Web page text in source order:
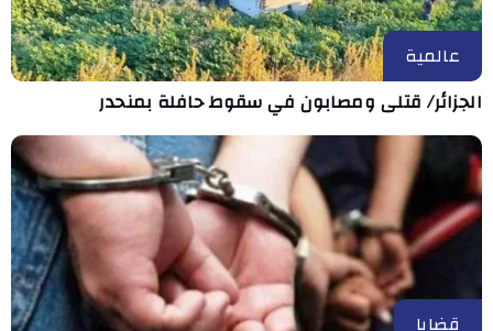
عالمية
الجزائر/ قتلى ومصابون في سقوط حافلة بمنحدر
قضايا